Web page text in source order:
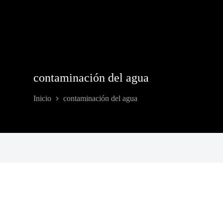
contaminación del agua
Inicio contaminación del agua